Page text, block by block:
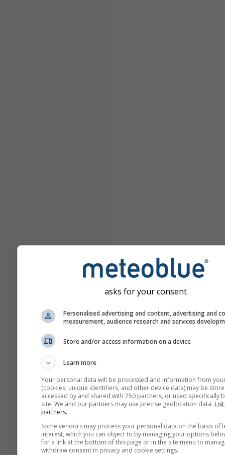
asks for your consent
Personalised advertising and content, advertising and
measurement, audience research and services
Store and/or access information on a device
Learn more
Your personal data will be processed and information from
(cookies, unique identifiers, and other device data) may be
accessed by and shared with 750 partners, or used specifically
site. We and our partners may use precise geolocation data.
partners.
Some vendors may process your personal data on the basis of
interest, which you can object to by managing your options
for a link at the bottom of this page or in the site menu to
withdraw consent in privacy and cookie settings.